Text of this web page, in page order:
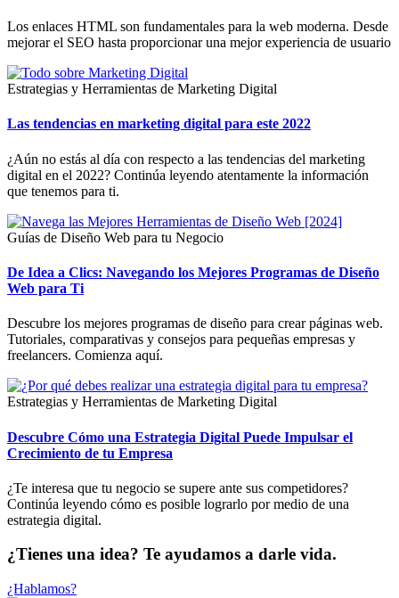
Los enlaces HTML son fundamentales para la web moderna. Desde
mejorar el SEO hasta proporcionar una mejor experiencia de usuario
Estrategias y Herramientas de Marketing Digital
Las tendencias en marketing digital para este 2022
¿Aún no estás al día con respecto a las tendencias del marketing
digital en el 2022? Continúa leyendo atentamente la información
que tenemos para ti.
Guías de Diseño Web para tu Negocio
De Idea a Clics: Navegando los Mejores Programas de Diseño
Web para Ti
Descubre los mejores programas de diseño para crear páginas web.
Tutoriales, comparativas y consejos para pequeñas empresas y
freelancers. Comienza aquí.
Estrategias y Herramientas de Marketing Digital
Descubre Cómo una Estrategia Digital Puede Impulsar el
Crecimiento de tu Empresa
¿Te interesa que tu negocio se supere ante sus competidores?
Continúa leyendo cómo es posible lograrlo por medio de una
estrategia digital.
¿Tienes una idea? Te ayudamos a darle vida.
¿Hablamos?